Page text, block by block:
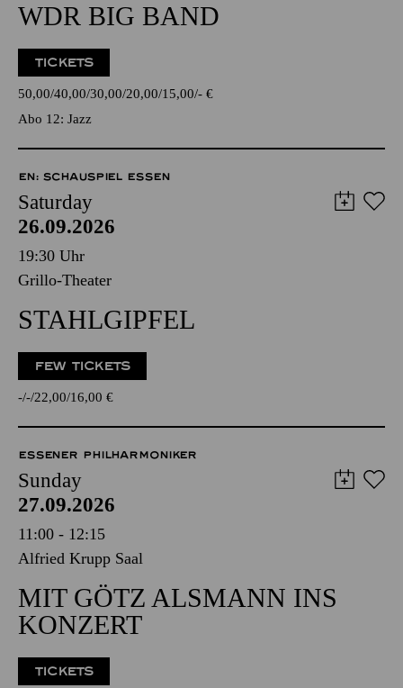
WDR BIG BAND
TICKETS
50,00 40,00 30,00 20,00 15,00 - €
Abo 12: Jazz
EN: SCHAUSPIEL ESSEN
Saturday
26.09.2026
19:30 Uhr
Grillo-Theater
STAHLGIPFEL
FEW TICKETS
- - 22,00 16,00 €
ESSENER PHILHARMONIKER
Sunday
27.09.2026
11:00 - 12:15
Alfried Krupp Saal
MIT GÖTZ ALSMANN INS
KONZERT
TICKETS